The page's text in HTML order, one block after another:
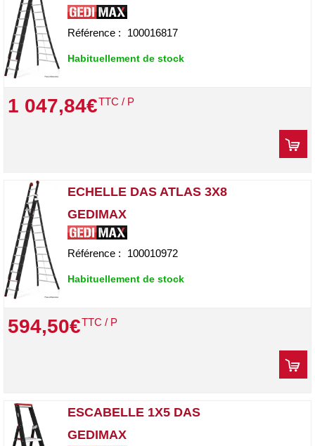
Référence : 100016817
Habituellement de stock
1 047,84€TTC / P
ECHELLE DAS ATLAS 3X8
GEDIMAX
Référence : 100010972
Habituellement de stock
594,50€TTC / P
ESCABELLE 1X5 DAS
GEDIMAX